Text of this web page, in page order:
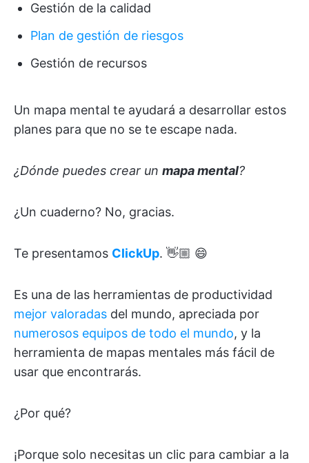
Gestión de la calidad
Plan de gestión de riesgos
Gestión de recursos
Un mapa mental te ayudará a desarrollar estos
planes para que no se te escape nada.
¿Dónde puedes crear un mapa mental?
¿Un cuaderno? No, gracias.
Te presentamos ClickUp. 👋🏼 😄
Es una de las herramientas de productividad
mejor valoradas del mundo, apreciada por
numerosos equipos de todo el mundo, y la
herramienta de mapas mentales más fácil de
usar que encontrarás.
¿Por qué?
¡Porque solo necesitas un clic para cambiar a la